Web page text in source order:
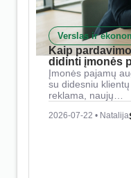
Verslas ir
Kaip
didinti įmonės
Įmonės pajamų
su didesniu
reklama, naujų…
2026-07-22 • Natalija